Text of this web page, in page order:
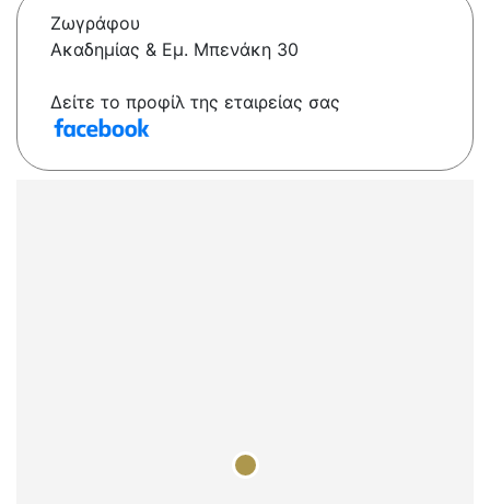
Ζωγράφου
Ακαδημίας & Εμ. Μπενάκη 30
Δείτε το προφίλ της εταιρείας σας